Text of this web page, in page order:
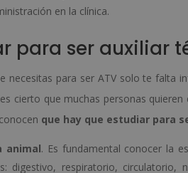
en la clínica.
para ser auxiliar
necesitas para ser ATV solo te falta
cierto que muchas personas
que hay que estudiar para
animal. Es fundamental conocer la
digestivo, respiratorio, circulatorio,